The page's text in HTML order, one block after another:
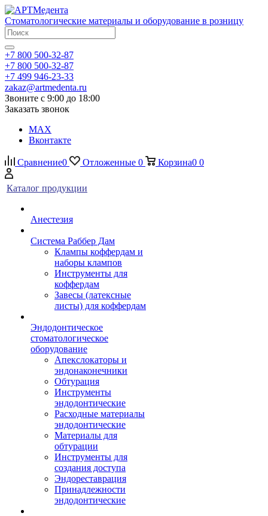
Стоматологические материалы и оборудование в розницу
+7 800 500-32-87
+7 800 500-32-87
+7 499 946-23-33
zakaz@artmedenta.ru
Звоните с 9:00 до 18:00
Заказать звонок
MAX
Вконтакте
Сравнение0 Отложенные 0 Корзина0 0
Каталог продукции
Анестезия
Система Раббер Дам
Клампы коффердам и
наборы клампов
Инструменты для
коффердам
Завесы (латексные
листы) для коффердам
Эндодонтическое
стоматологическое
оборудование
Апекслокаторы и
эндонаконечники
Обтурация
Инструменты
эндодонтические
Расходные материалы
эндодонтические
Материалы для
обтурации
Инструменты для
создания доступа
Эндореставрация
Принадлежности
эндодонтические